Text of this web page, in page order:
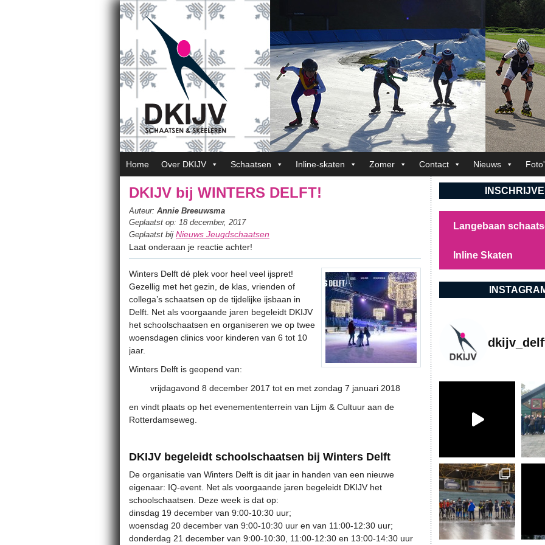
Home Over DKIJV Schaatsen Inline-skaten Zomer Contact Nieuws
DKIJV bij WINTERS DELFT!
Auteur: Annie Breeuwsma
Geplaatst op: 18 december, 2017
Geplaatst bij Nieuws Jeugdschaatsen
Laat onderaan je reactie achter!
Winters Delft dé plek voor heel veel ijspret!
Gezellig met het gezin, de klas, vrienden of
collega’s schaatsen op de tijdelijke ijsbaan in
Delft. Net als voorgaande jaren begeleidt DKIJV
het schoolschaatsen en organiseren we op twee
woensdagen clinics voor kinderen van 6 tot 10
jaar.
Winters Delft is geopend van:
vrijdagavond 8 december 2017 tot en met zondag 7 januari 2018
en vindt plaats op het evenemententerrein van Lijm & Cultuur aan de
Rotterdamseweg.
DKIJV begeleidt schoolschaatsen bij Winters Delft
De organisatie van Winters Delft is dit jaar in handen van een nieuwe
eigenaar: IQ-event. Net als voorgaande jaren begeleidt DKIJV het
schoolschaatsen. Deze week is dat op:
dinsdag 19 december van 9:00-10:30 uur;
woensdag 20 december van 9:00-10:30 uur en van 11:00-12:30 uur;
donderdag 21 december van 9:00-10:30, 11:00-12:30 en 13:00-14:30 uur
Langebaan
Inline Skaten